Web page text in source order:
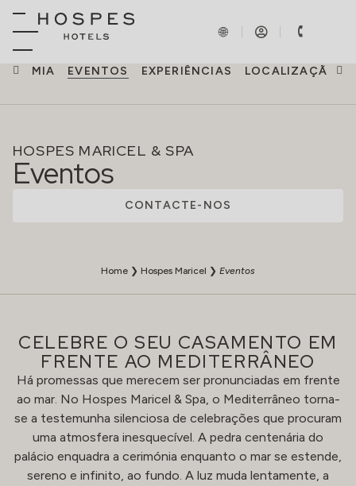
EVENTOS EXPERIÊNCIAS LOCALIZAÇÃO
HOSPES MARICEL & SPA
Eventos
CONTACTE-NOS
Home ❯ Hospes Maricel ❯ Eventos
CELEBRE O SEU CASAMENTO EM
FRENTE AO MEDITERRÂNEO
Há promessas que merecem ser pronunciadas em frente
ao mar. No Hospes Maricel & Spa, o Mediterrâneo torna-
se a testemunha silenciosa de celebrações que procuram
uma atmosfera inesquecível. A pedra centenária do
palácio enquadra a cerimónia enquanto o mar se estende,
sereno e infinito, ao fundo. A luz muda lentamente, a